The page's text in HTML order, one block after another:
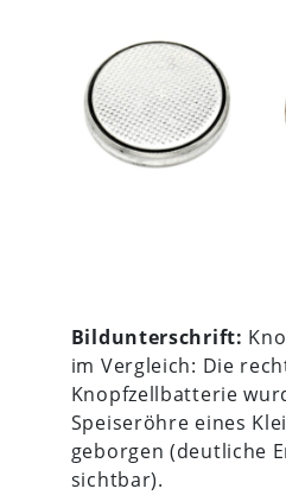
Bildunterschrift:
im Vergleich: Die
Knopfzellbatterie
Speiseröhre eines
geborgen (deutliche
sichtbar).